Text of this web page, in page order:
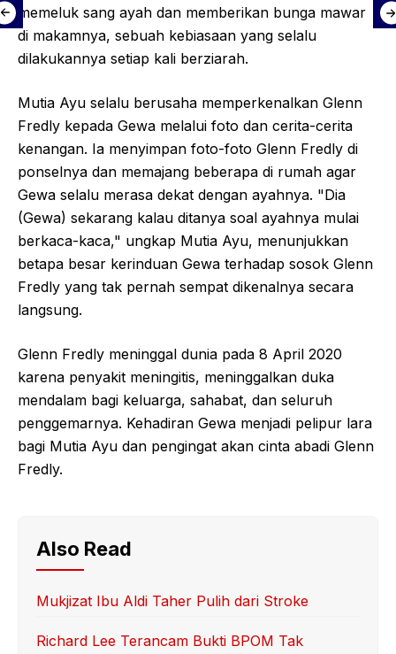
memeluk sang ayah dan memberikan bunga mawar
di makamnya, sebuah kebiasaan yang selalu
dilakukannya setiap kali berziarah.
Mutia Ayu selalu berusaha memperkenalkan Glenn
Fredly kepada Gewa melalui foto dan cerita-cerita
kenangan. Ia menyimpan foto-foto Glenn Fredly di
ponselnya dan memajang beberapa di rumah agar
Gewa selalu merasa dekat dengan ayahnya. "Dia
(Gewa) sekarang kalau ditanya soal ayahnya mulai
berkaca-kaca," ungkap Mutia Ayu, menunjukkan
betapa besar kerinduan Gewa terhadap sosok Glenn
Fredly yang tak pernah sempat dikenalnya secara
langsung.
Glenn Fredly meninggal dunia pada 8 April 2020
karena penyakit meningitis, meninggalkan duka
mendalam bagi keluarga, sahabat, dan seluruh
penggemarnya. Kehadiran Gewa menjadi pelipur lara
bagi Mutia Ayu dan pengingat akan cinta abadi Glenn
Fredly.
Also Read
Mukjizat Ibu Aldi Taher Pulih dari Stroke
Richard Lee Terancam Bukti BPOM Tak